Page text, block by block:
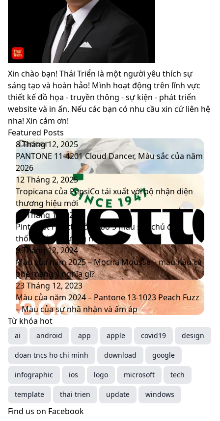
Xin chào bạn! Thái Triển là một người yêu thích sự
sáng tạo và hoàn hảo! Mình hoạt động trên lĩnh vực
thiết kế đồ họa - truyền thông - sự kiện - phát triển
website và in ấn. Nếu các bạn có nhu cầu xin cứ liên hệ
nha! Xin cảm ơn!
Featured Posts
PANTONE
11-
4201
Cloud
Dancer,
Màu
sắc
của
năm
2026
8 Tháng 12, 2025
PANTONE 11-4201 Cloud Dancer, Màu sắc của năm
2026
Tropicana
của
PepsiCo
tái
xuất
với
bộ
nhận
diện
thương
hiệu
mới
12 Tháng 2, 2025
Tropicana của PepsiCo tái xuất với bộ nhận diện
thương hiệu mới
Pinterest
Palette
công
bố
5
màu
sắc
chủ
đạo
thống
trị
xu
hướng
năm
2025
20 Tháng 1, 2025
Pinterest Palette công bố 5 màu sắc chủ đạo
thống trị xu hướng năm 2025
Màu
của
năm
2025
–
Mocha
Mousse
–
màu
nâu
cà
phê
mang
ý
nghĩa
9 Tháng 12, 2024
Màu của năm 2025 – Mocha Mousse – màu nâu cà
phê mang ý nghĩa gì?
Màu
của
năm
2024
–
Pantone
13-
1023
Peach
Fuzz
–
Màu
23 Tháng 12, 2023
Màu của năm 2024 – Pantone 13-1023 Peach Fuzz
– Màu của sự nhã nhặn và ấm áp
Từ khóa hot
ai android app apple covid19 design
doan tncs ho chi minh download google
infographic ios logo microsoft tech
template thai trien update windows
Find us on Facebook